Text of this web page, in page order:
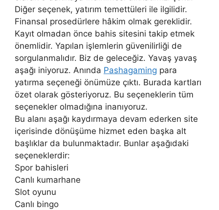
Diğer seçenek, yatırım temettüleri ile ilgilidir.
Finansal prosedürlere hâkim olmak gereklidir.
Kayıt olmadan önce bahis sitesini takip etmek
önemlidir. Yapılan işlemlerin güvenilirliği de
sorgulanmalıdır. Biz de geleceğiz. Yavaş yavaş
aşağı iniyoruz. Anında Pashagaming para
yatırma seçeneği önümüze çıktı. Burada kartları
özet olarak gösteriyoruz. Bu seçeneklerin tüm
seçenekler olmadığına inanıyoruz.
Bu alanı aşağı kaydırmaya devam ederken site
içerisinde dönüşüme hizmet eden başka alt
başlıklar da bulunmaktadır. Bunlar aşağıdaki
seçeneklerdir:
Spor bahisleri
Canlı kumarhane
Slot oyunu
Canlı bingo